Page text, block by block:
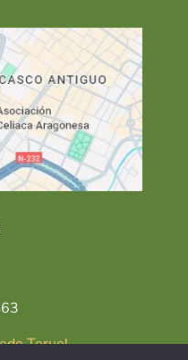
Teruel